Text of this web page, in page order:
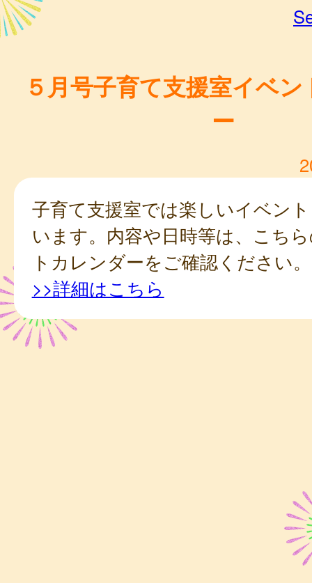
５月号子育て支援室イベ
ー
子育て支援室では楽しいイベン
います。内容や日時等は、こち
トカレンダーをご確認ください。
>>詳細はこちら